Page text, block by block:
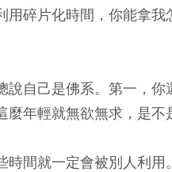
碎片化時間，你能拿
自己是佛系。第一，
年輕就無欲無求，是不
間就一定會被別人利用。